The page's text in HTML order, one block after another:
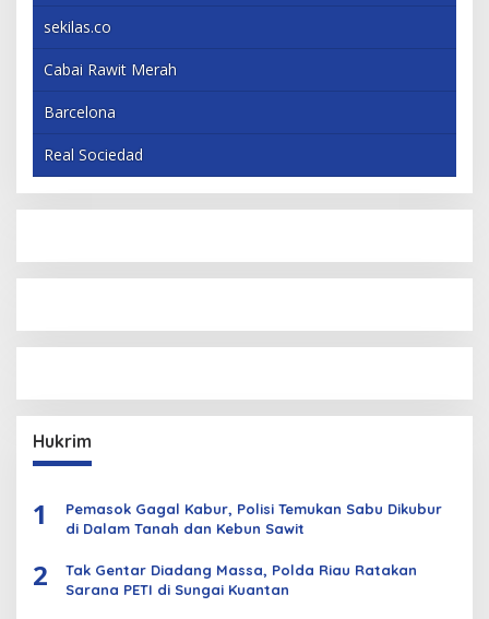
sekilas.co
Cabai Rawit Merah
Barcelona
Real Sociedad
Hukrim
1
Pemasok Gagal Kabur, Polisi Temukan Sabu Dikubur
di Dalam Tanah dan Kebun Sawit
2
Tak Gentar Diadang Massa, Polda Riau Ratakan
Sarana PETI di Sungai Kuantan